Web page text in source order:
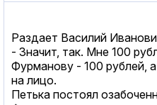
Раздает Василий
- Значит, так. Мне 100
Фурманову - 100 рублей,
на лицо.
Петька постоял